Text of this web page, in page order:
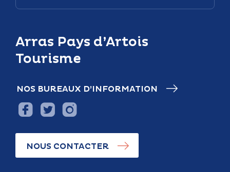
Arras Pays d’Artois
Tourisme
NOS BUREAUX D’INFORMATION
NOUS CONTACTER